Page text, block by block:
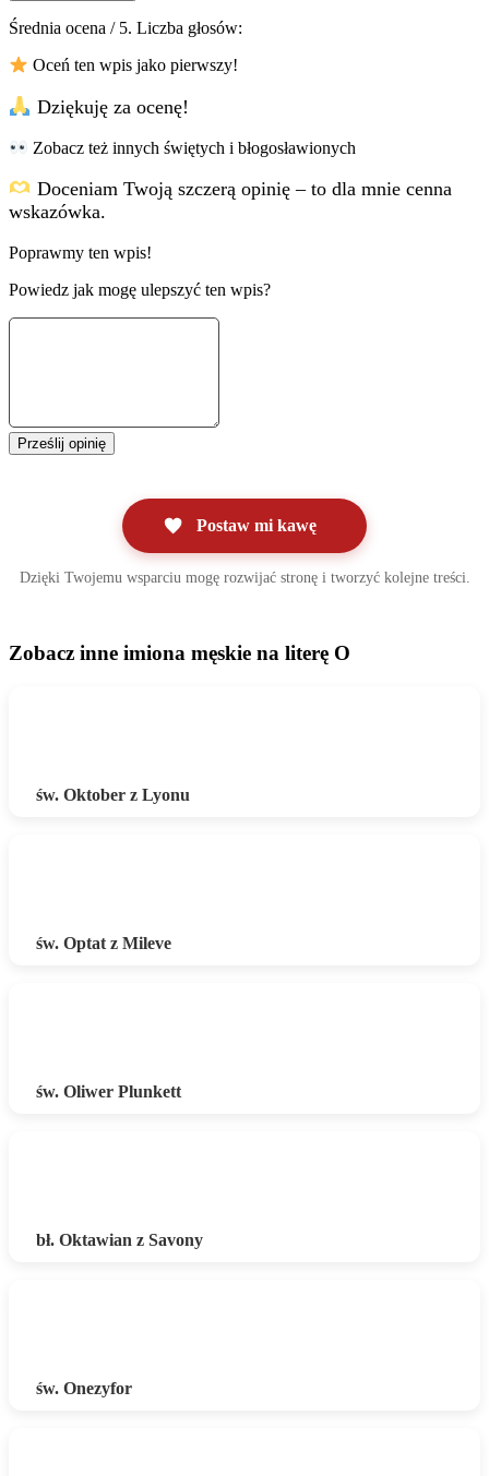
Średnia ocena / 5. Liczba głosów:
Oceń ten wpis jako pierwszy!
Dziękuję za ocenę!
Zobacz też innych świętych i błogosławionych
Doceniam Twoją szczerą opinię – to dla mnie cenna
wskazówka.
Poprawmy ten wpis!
Powiedz jak mogę ulepszyć ten wpis?
Prześlij opinię
Postaw mi kawę
Dzięki Twojemu wsparciu mogę rozwijać stronę i tworzyć kolejne treści.
Zobacz inne imiona męskie na literę O
św. Oktober z Lyonu
św. Optat z Mileve
św. Oliwer Plunkett
bł. Oktawian z Savony
św. Onezyfor